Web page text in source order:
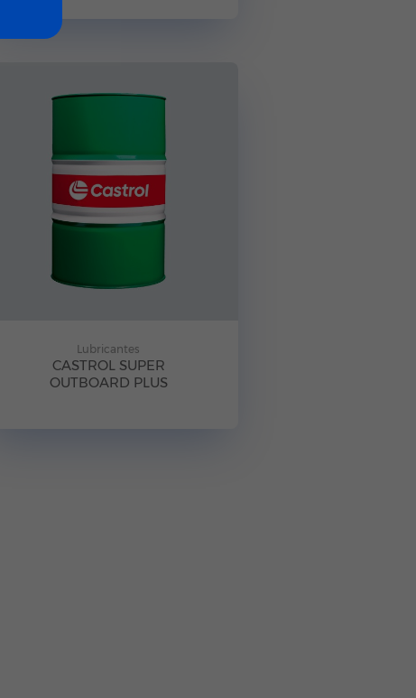
Lubricantes
CASTROL SUPER
OUTBOARD PLUS